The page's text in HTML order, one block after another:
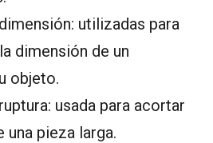
utilizadas para
dimensión de un
objeto.
usada para acortar
una pieza larga.